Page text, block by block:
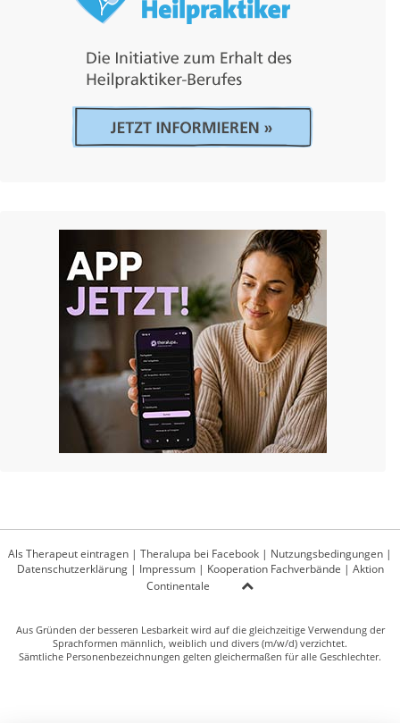
Als Therapeut eintragen | Theralupa bei Facebook | Nutzungsbedingungen |
Datenschutzerklärung| Impressum| Kooperation Fachverbände | Aktion
Continentale
Aus Gründen der besseren Lesbarkeit wird auf die gleichzeitige Verwendung der
Sprachformen männlich, weiblich und divers (m/w/d) verzichtet.
Sämtliche Personenbezeichnungen gelten gleichermaßen für alle Geschlechter.